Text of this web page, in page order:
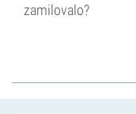
zamilovalo?